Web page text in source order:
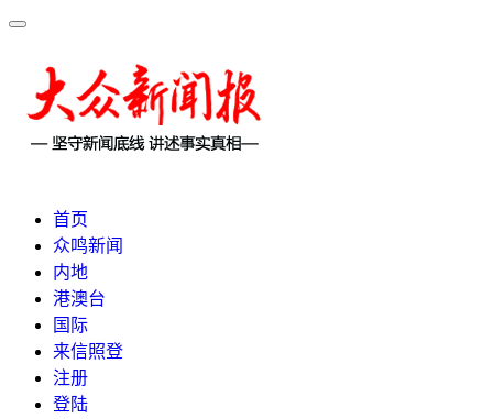
首页
众鸣新闻
内地
港澳台
国际
来信照登
注册
登陆